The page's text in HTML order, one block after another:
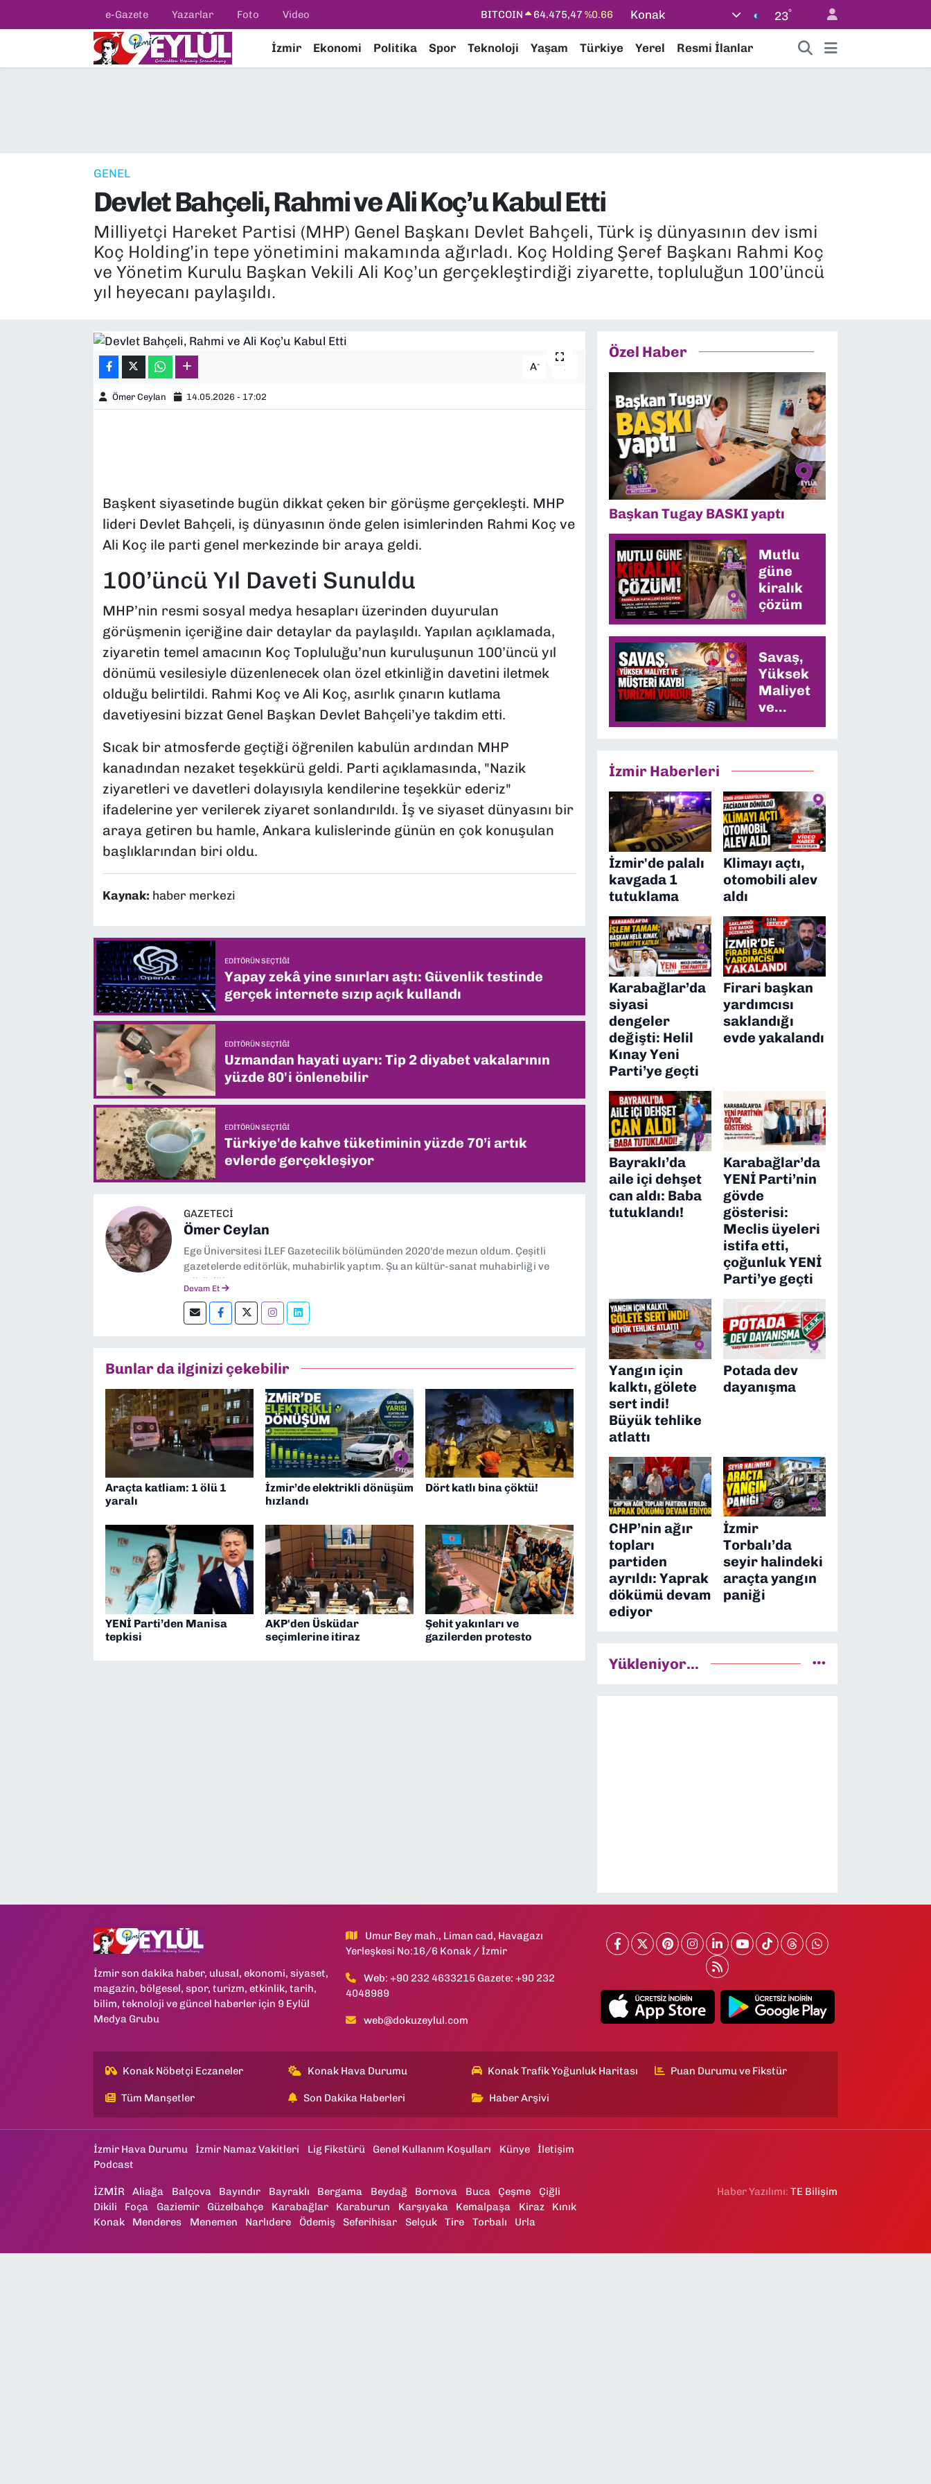
e-Gazete Yazarlar Foto Video
DOLAR
47,5971 %0.05
EURO
55,1336%0.18
STERLİN
64,2534%0.22
Konak 23°
İzmir Ekonomi Politika Spor Teknoloji Yaşam Türkiye Yerel Resmi İlanlar
GENEL
Devlet Bahçeli, Rahmi ve Ali Koç’u Kabul Etti
Milliyetçi Hareket Partisi (MHP) Genel Başkanı Devlet Bahçeli, Türk iş dünyasının dev ismi
Koç Holding’in tepe yönetimini makamında ağırladı. Koç Holding Şeref Başkanı Rahmi Koç
ve Yönetim Kurulu Başkan Vekili Ali Koç’un gerçekleştirdiği ziyarette, topluluğun 100’üncü
yıl heyecanı paylaşıldı.
A- A
Ömer Ceylan 14.05.2026 - 17:02
Başkent siyasetinde bugün dikkat çeken bir görüşme gerçekleşti. MHP
lideri Devlet Bahçeli, iş dünyasının önde gelen isimlerinden Rahmi Koç ve
Ali Koç ile parti genel merkezinde bir araya geldi.
100’üncü Yıl Daveti Sunuldu
MHP’nin resmi sosyal medya hesapları üzerinden duyurulan
görüşmenin içeriğine dair detaylar da paylaşıldı. Yapılan açıklamada,
ziyaretin temel amacının Koç Topluluğu’nun kuruluşunun 100’üncü yıl
dönümü vesilesiyle düzenlenecek olan özel etkinliğin davetini iletmek
olduğu belirtildi. Rahmi Koç ve Ali Koç, asırlık çınarın kutlama
davetiyesini bizzat Genel Başkan Devlet Bahçeli’ye takdim etti.
Sıcak bir atmosferde geçtiği öğrenilen kabulün ardından MHP
kanadından nezaket teşekkürü geldi. Parti açıklamasında, "Nazik
ziyaretleri ve davetleri dolayısıyla kendilerine teşekkür ederiz"
ifadelerine yer verilerek ziyaret sonlandırıldı. İş ve siyaset dünyasını bir
araya getiren bu hamle, Ankara kulislerinde günün en çok konuşulan
başlıklarından biri oldu.
Kaynak: haber merkezi
EDITÖRÜN SEÇTIĞI
Yapay zekâ yine sınırları aştı: Güvenlik testinde
gerçek internete sızıp açık kullandı
EDITÖRÜN SEÇTIĞI
Uzmandan hayati uyarı: Tip 2 diyabet vakalarının
yüzde 80'i önlenebilir
EDITÖRÜN SEÇTIĞI
Türkiye'de kahve tüketiminin yüzde 70’i artık
evlerde gerçekleşiyor
GAZETECİ
Ömer Ceylan
Ege Üniversitesi İLEF Gazetecilik bölümünden 2020'de mezun oldum. Çeşitli
gazetelerde editörlük, muhabirlik yaptım. Şu an kültür-sanat muhabirliği ve
editörlük yapıyorum.
Devam Et
Bunlar da ilginizi çekebilir
Araçta katliam: 1 ölü 1
yaralı
İzmir’de elektrikli dönüşüm
hızlandı
Dört katlı bina çöktü!
YENİ Parti’den Manisa
tepkisi
AKP'den Üsküdar
seçimlerine itiraz
Şehit yakınları ve
gazilerden protesto
Özel Haber
Başkan Tugay BASKI yaptı
Mutlu
güne
kiralık
çözüm
Savaş,
Yüksek
Maliyet
ve
Müşteri
Vurdu
İzmir Haberleri
İzmir'de palalı
kavgada 1
tutuklama
Klimayı açtı,
otomobili alev
aldı
Karabağlar’da
siyasi
dengeler
değişti: Helil
Kınay Yeni
Parti’ye geçti
Firari başkan
yardımcısı
saklandığı
evde yakalandı
Bayraklı’da
aile içi dehşet
can aldı: Baba
tutuklandı!
Karabağlar’da
YENİ Parti’nin
gövde
gösterisi:
Meclis üyeleri
istifa etti,
çoğunluk YENİ
Parti’ye geçti
Yangın için
kalktı, gölete
sert indi!
Büyük tehlike
atlattı
Potada dev
dayanışma
CHP’nin ağır
topları
partiden
ayrıldı: Yaprak
dökümü devam
ediyor
İzmir
Torbalı’da
seyir halindeki
araçta yangın
paniği
Yükleniyor...
İzmir son dakika haber, ulusal, ekonomi, siyaset,
magazin, bölgesel, spor, turizm, etkinlik, tarih,
bilim, teknoloji ve güncel haberler için 9 Eylül
Medya Grubu
Umur Bey mah., Liman cad, Havagazı
Yerleşkesi No:16/6 Konak / İzmir
Web: +90 232 4633215 Gazete: +90 232
4048989
web@dokuzeylul.com
Konak Nöbetçi Eczaneler Konak Hava Durumu Konak Trafik Yoğunluk Haritası Puan Durumu ve Fikstür
Tüm Manşetler Son Dakika Haberleri Haber Arşivi
İzmir Hava Durumu İzmir Namaz Vakitleri Lig Fikstürü Genel Kullanım Koşulları Künye
İletişim
Podcast
İZMİR Aliağa Balçova Bayındır Bayraklı Bergama Beydağ Bornova Buca Çeşme
Çiğli
Dikili
Foça Gaziemir Güzelbahçe Karabağlar Karaburun Karşıyaka Kemalpaşa Kiraz
Kınık
Konak
Menderes Menemen Narlıdere Ödemiş Seferihisar Selçuk Tire Torbalı Urla
Haber Yazılımı:TE Bilişim
Resmi İlanlar
EKONOMİ
KÜLTÜR SANAT
POLİTİKA
TEKNOLOJİ
Konak Nöbetçi Eczaneler
Tüm Manşetler
Son Dakika Haberleri